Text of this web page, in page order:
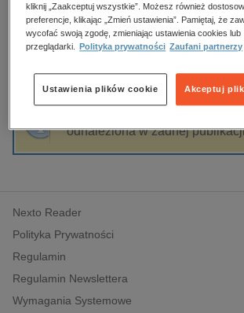
budownictwo, aranżacja wnętrz
biznesowe, branżowe, gospodarka
dzienniki
edukacja
hobby, sport, rozrywka
komputery, internet, technologie,
polityka, społeczno-informacyjne
psychologiczne
inne
popularno-naukowe
historia
Rafał Poździk
Sortowanie
odnaleziona w żadnej
Nexto Reader
Polityka Prywatności
Regulamin
Regulamin Newslettera
Wymagania Systemowe
kliknij „Zaakceptuj wszystkie”. Możesz również
preferencje, klikając „Zmień ustawienia”. Pamiętaj, że
wycofać swoją zgodę, zmieniając ustawienia cookies lub
przeglądarki.
Polityka prywatności Zaufani partnerzy
Akceptuj
Ustawienia plików cookie